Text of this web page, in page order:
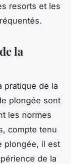
resorts et les
la
pratique de la
plongée sont
les normes
compte tenu
plongée, il est
de la